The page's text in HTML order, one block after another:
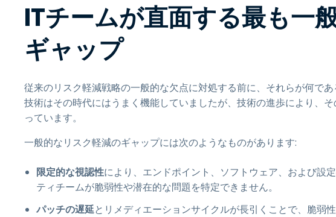
ITチームが直面する最も一
ギャップ
従来のリスク軽減戦略の一般的な欠点に対処する前に、それらが何で
技術はその時代にはうまく機能していましたが、技術の進歩により、
っています。
一般的なリスク軽減のギャップには次のようなものがあります:
限定的な視認性により、エンドポイント、ソフトウェア、および設
ティチームが脆弱性や潜在的な問題を特定できません。
パッチの遅延とリメディエーションサイクルが長引くことで、脆弱